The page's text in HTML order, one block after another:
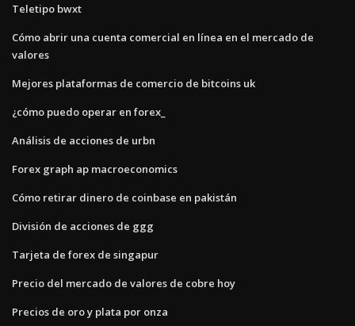
Teletipo bwxt
Cómo abrir una cuenta comercial en línea en el mercado de
valores
Mejores plataformas de comercio de bitcoins uk
¿cómo puedo operar en forex_
Análisis de acciones de urbn
Forex graph ap macroeconomics
Cómo retirar dinero de coinbase en pakistán
División de acciones de ggg
Tarjeta de forex de singapur
Precio del mercado de valores de cobre hoy
Precios de oro y plata por onza